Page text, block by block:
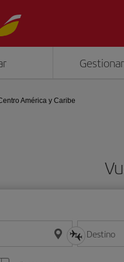
América y Caribe
Destino